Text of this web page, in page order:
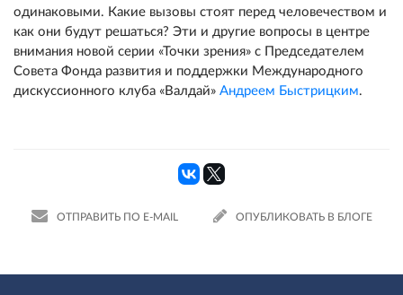
одинаковыми. Какие вызовы стоят перед человечеством и
как они будут решаться? Эти и другие вопросы в центре
внимания новой серии «Точки зрения» с Председателем
Совета Фонда развития и поддержки Международного
дискуссионного клуба «Валдай» Андреем Быстрицким.
ОТПРАВИТЬ ПО E-MAIL ОПУБЛИКОВАТЬ В БЛОГЕ